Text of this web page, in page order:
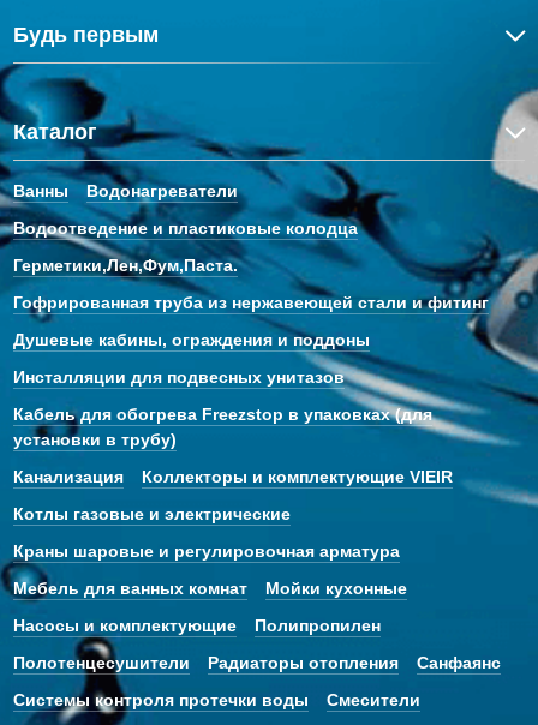
Будь первым
Каталог
Ванны
Водонагреватели
Водоотведение и пластиковые колодца
Герметики,Лен,Фум,Паста.
Гофрированная труба из нержавеющей стали и фитинг
Душевые кабины, ограждения и поддоны
Инсталляции для подвесных унитазов
Кабель для обогрева Freezstop в упаковках (для
установки в трубу)
Канализация
Коллекторы и комплектующие VIEIR
Котлы газовые и электрические
Краны шаровые и регулировочная арматура
Мебель для ванных комнат
Мойки кухонные
Насосы и комплектующие
Полипропилен
Полотенцесушители
Радиаторы отопления
Санфаянс
Системы контроля протечки воды
Смесители